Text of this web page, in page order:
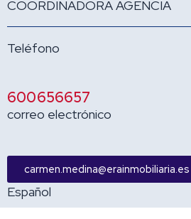
COORDINADORA AGENCIA
Teléfono
600656657
correo electrónico
carmen.medina@erainmobiliaria.es
Español